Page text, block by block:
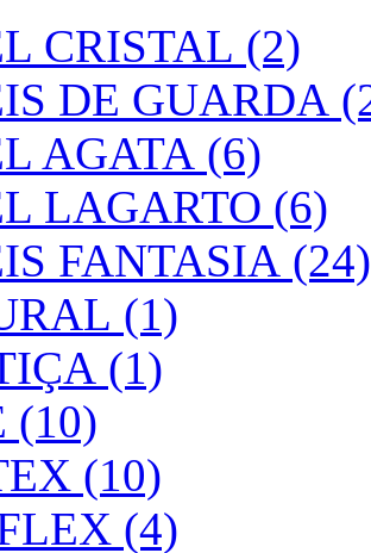
CRISTAL (2)
DE GUARDA
AGATA (6)
LAGARTO (6)
FANTASIA (24)
(1)
(1)
(10)
(10)
(4)